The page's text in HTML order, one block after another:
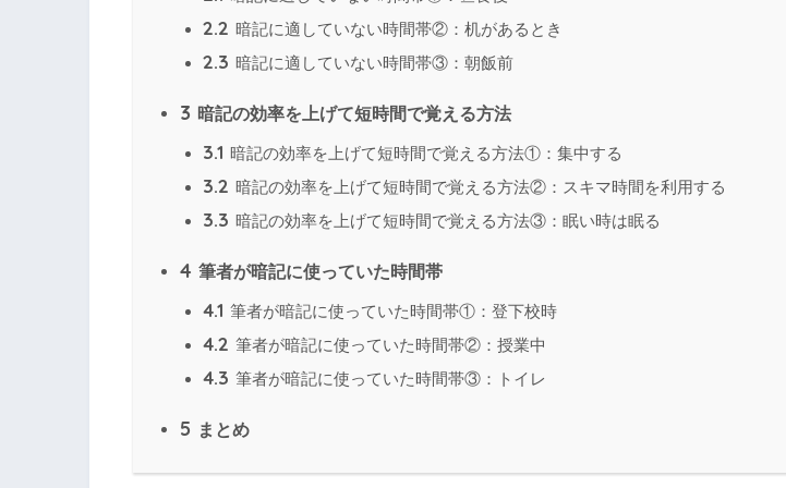
2.2 暗記に適していない時間帯②：机があるとき
2.3 暗記に適していない時間帯③：朝飯前
3 暗記の効率を上げて短時間で覚える方法
3.1 暗記の効率を上げて短時間で覚える方法①：集中する
3.2 暗記の効率を上げて短時間で覚える方法②：スキマ時間を利用する
3.3 暗記の効率を上げて短時間で覚える方法③：眠い時は眠る
4 筆者が暗記に使っていた時間帯
4.1 筆者が暗記に使っていた時間帯①：登下校時
4.2 筆者が暗記に使っていた時間帯②：授業中
4.3 筆者が暗記に使っていた時間帯③：トイレ
5 まとめ